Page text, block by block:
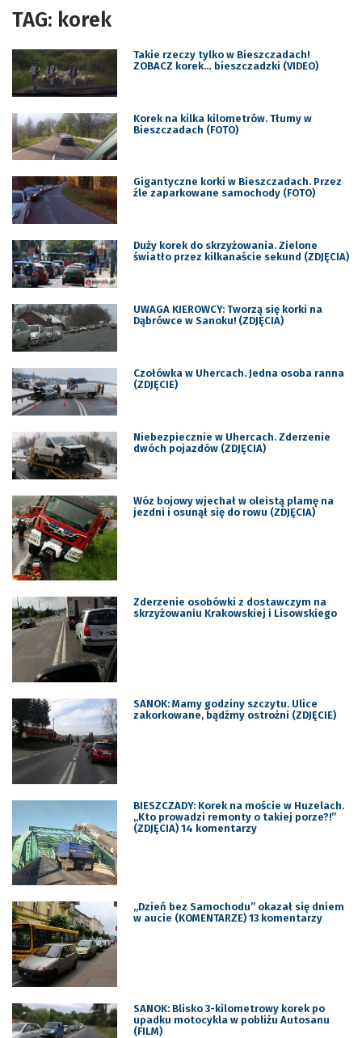
TAG: korek
Takie rzeczy tylko w Bieszczadach!
ZOBACZ korek… bieszczadzki (VIDEO)
Korek na kilka kilometrów. Tłumy w
Bieszczadach (FOTO)
Gigantyczne korki w Bieszczadach. Przez
źle zaparkowane samochody (FOTO)
Duży korek do skrzyżowania. Zielone
światło przez kilkanaście sekund (ZDJĘCIA)
UWAGA KIEROWCY: Tworzą się korki na
Dąbrówce w Sanoku! (ZDJĘCIA)
Czołówka w Uhercach. Jedna osoba ranna
(ZDJĘCIE)
Niebezpiecznie w Uhercach. Zderzenie
dwóch pojazdów (ZDJĘCIA)
Wóz bojowy wjechał w oleistą plamę na
jezdni i osunął się do rowu (ZDJĘCIA)
Zderzenie osobówki z dostawczym na
skrzyżowaniu Krakowskiej i Lisowskiego
SANOK: Mamy godziny szczytu. Ulice
zakorkowane, bądźmy ostrożni (ZDJĘCIE)
BIESZCZADY: Korek na moście w Huzelach.
„Kto prowadzi remonty o takiej porze?!”
(ZDJĘCIA) 14 komentarzy
„Dzień bez Samochodu” okazał się dniem
w aucie (KOMENTARZE) 13 komentarzy
SANOK: Blisko 3-kilometrowy korek po
upadku motocykla w pobliżu Autosanu
(FILM)